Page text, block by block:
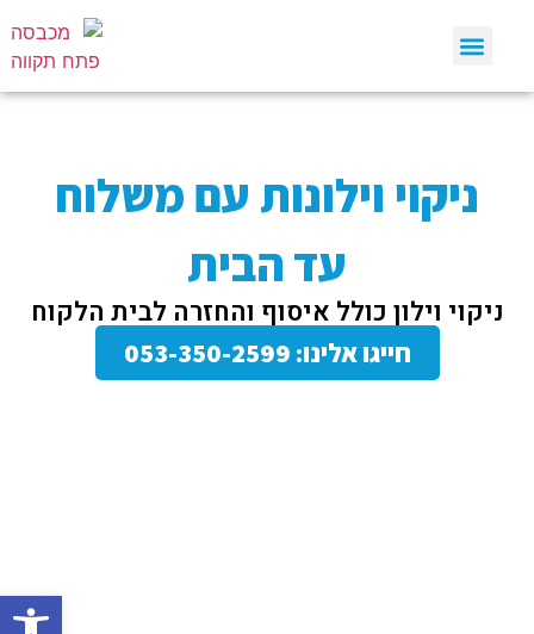
פתח
ניקוי וילונות עם משלוח
עד הבית
ניקוי וילון כולל איסוף והחזרה לבית הלקוח
חייגו אלינו: 053-350-2599